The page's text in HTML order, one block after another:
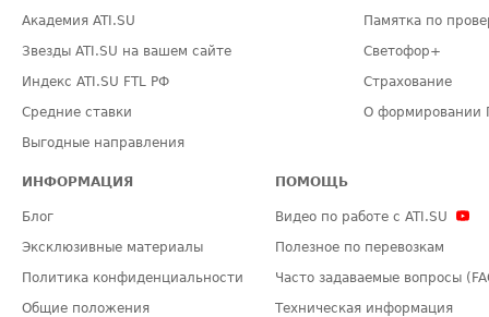
Академия ATI.SU
Звезды ATI.SU на вашем сайте
Индекс ATI.SU FTL РФ
Средние ставки
Выгодные направления
Памятка по
Светофор+
Страхование
О формировании
ИНФОРМАЦИЯ
Блог
Эксклюзивные материалы
Политика конфиденциальности
Общие положения
ПОМОЩЬ
Видео по работе с ATI.SU
Полезное по перевозкам
Часто задаваемые вопросы
Техническая информация